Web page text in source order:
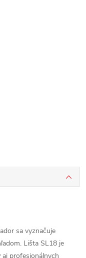
sa vyznačuje
Lišta SL18 je
aj profesionálnych